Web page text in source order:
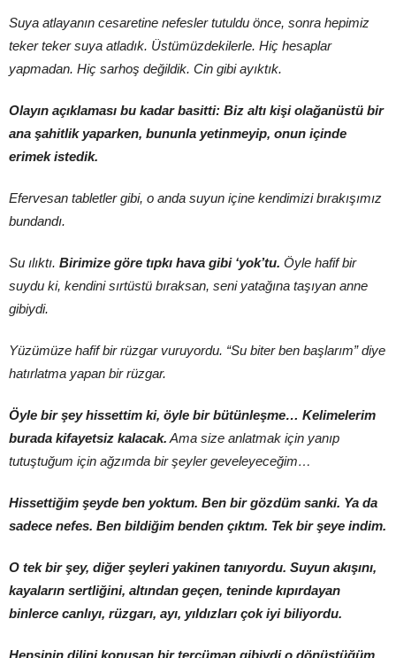
Suya atlayanın cesaretine nefesler tutuldu önce, sonra hepimiz
teker teker suya atladık. Üstümüzdekilerle. Hiç hesaplar
yapmadan. Hiç sarhoş değildik. Cin gibi ayıktık.
Olayın açıklaması bu kadar basitti: Biz altı kişi olağanüstü bir
ana şahitlik yaparken, bununla yetinmeyip, onun içinde
erimek istedik.
Efervesan tabletler gibi, o anda suyun içine kendimizi bırakışımız
bundandı.
Su ılıktı. Birimize göre tıpkı hava gibi ‘yok’tu. Öyle hafif bir
suydu ki, kendini sırtüstü bıraksan, seni yatağına taşıyan anne
gibiydi.
Yüzümüze hafif bir rüzgar vuruyordu. “Su biter ben başlarım” diye
hatırlatma yapan bir rüzgar.
Öyle bir şey hissettim ki, öyle bir bütünleşme… Kelimelerim
burada kifayetsiz kalacak. Ama size anlatmak için yanıp
tutuştuğum için ağzımda bir şeyler geveleyeceğim…
Hissettiğim şeyde ben yoktum. Ben bir gözdüm sanki. Ya da
sadece nefes. Ben bildiğim benden çıktım. Tek bir şeye indim.
O tek bir şey, diğer şeyleri yakinen tanıyordu. Suyun akışını,
kayaların sertliğini, altından geçen, teninde kıpırdayan
binlerce canlıyı, rüzgarı, ayı, yıldızları çok iyi biliyordu.
Hepsinin dilini konuşan bir tercüman gibiydi o dönüştüğüm